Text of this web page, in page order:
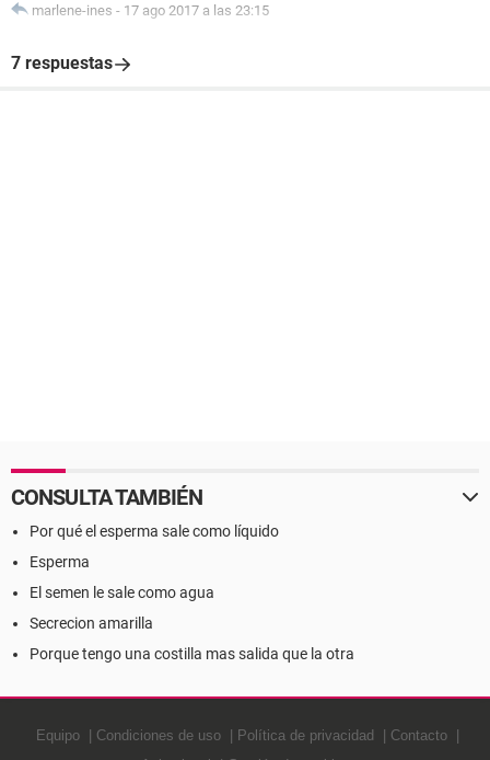
marlene-ines - 17 ago 2017 a las 23:15
7 respuestas
CONSULTA TAMBIÉN
Por qué el esperma sale como líquido
Esperma
El semen le sale como agua
Secrecion amarilla
Porque tengo una costilla mas salida que la otra
Equipo Condiciones de uso Política de privacidad
Contacto